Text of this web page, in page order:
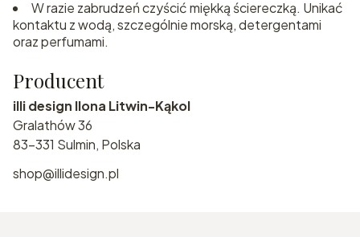
W razie zabrudzeń czyścić miękką ściereczką. Unikać
kontaktu z wodą, szczególnie morską, detergentami
oraz perfumami.
Producent
illi design Ilona Litwin-Kąkol
Gralathów 36
83-331 Sulmin, Polska
shop@illidesign.pl